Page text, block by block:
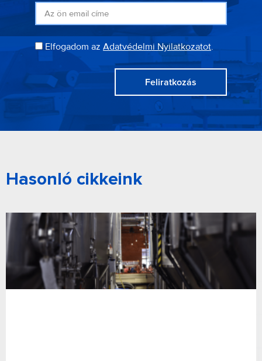
Elfogadom az Adatvédelmi Nyilatkozatot.
Feliratkozás
Hasonló cikkeink